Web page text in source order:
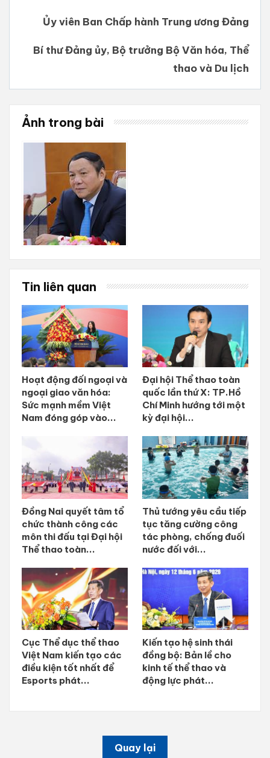
Ủy viên Ban Chấp hành Trung ương Đảng
Bí thư Đảng ủy, Bộ trưởng Bộ Văn hóa, Thể
thao và Du lịch
Ảnh trong bài
Tin liên quan
Hoạt động đối ngoại và
ngoại giao văn hóa:
Sức mạnh mềm Việt
Nam đóng góp vào...
Đại hội Thể thao toàn
quốc lần thứ X: TP.Hồ
Chí Minh hướng tới một
kỳ đại hội...
Đồng Nai quyết tâm tổ
chức thành công các
môn thi đấu tại Đại hội
Thể thao toàn...
Thủ tướng yêu cầu tiếp
tục tăng cường công
tác phòng, chống đuối
nước đối với...
Cục Thể dục thể thao
Việt Nam kiến tạo các
điều kiện tốt nhất để
Esports phát...
Kiến tạo hệ sinh thái
đồng bộ: Bản lề cho
kinh tế thể thao và
động lực phát...
Quay lại